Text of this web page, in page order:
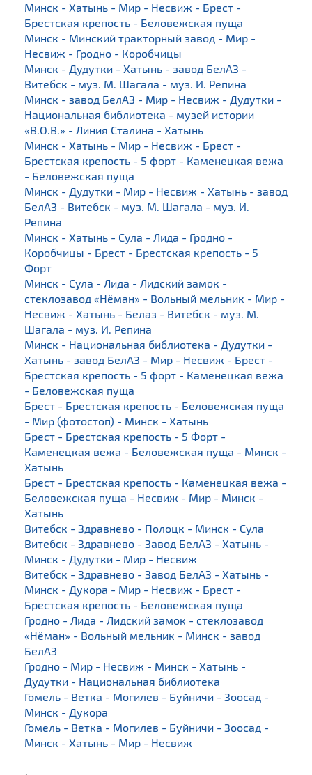
Минск - Хатынь - Мир - Несвиж - Брест -
Брестская крепость - Беловежская пуща
Минск - Минский тракторный завод - Мир -
Несвиж - Гродно - Коробчицы
Минск - Дудутки - Хатынь - завод БелАЗ -
Витебск - муз. М. Шагала - муз. И. Репина
Минск - завод БелАЗ - Мир - Несвиж - Дудутки -
Национальная библиотека - музей истории
«В.О.В.» - Линия Сталина - Хатынь
Минск - Хатынь - Мир - Несвиж - Брест -
Брестская крепость - 5 форт - Каменецкая вежа
- Беловежская пуща
Минск - Дудутки - Мир - Несвиж - Хатынь - завод
БелАЗ - Витебск - муз. М. Шагала - муз. И.
Репина
Минск - Хатынь - Сула - Лида - Гродно -
Коробчицы - Брест - Брестская крепость - 5
Форт
Минск - Сула - Лида - Лидский замок -
стеклозавод «Нёман» - Вольный мельник - Мир -
Несвиж - Хатынь - Белаз - Витебск - муз. М.
Шагала - муз. И. Репина
Минск - Национальная библиотека - Дудутки -
Хатынь - завод БелАЗ - Мир - Несвиж - Брест -
Брестская крепость - 5 форт - Каменецкая вежа
- Беловежская пуща
Брест - Брестская крепость - Беловежская пуща
- Мир (фотостоп) - Минск - Хатынь
Брест - Брестская крепость - 5 Форт -
Каменецкая вежа - Беловежская пуща - Минск -
Хатынь
Брест - Брестская крепость - Каменецкая вежа -
Беловежская пуща - Несвиж - Мир - Минск -
Хатынь
Витебск - Здравнево - Полоцк - Минск - Сула
Витебск - Здравнево - Завод БелАЗ - Хатынь -
Минск - Дудутки - Мир - Несвиж
Витебск - Здравнево - Завод БелАЗ - Хатынь -
Минск - Дукора - Мир - Несвиж - Брест -
Брестская крепость - Беловежская пуща
Гродно - Лида - Лидский замок - стеклозавод
«Нёман» - Вольный мельник - Минск - завод
БелАЗ
Гродно - Мир - Несвиж - Минск - Хатынь -
Дудутки - Национальная библиотека
Гомель - Ветка - Могилев - Буйничи - Зоосад -
Минск - Дукора
Гомель - Ветка - Могилев - Буйничи - Зоосад -
Минск - Хатынь - Мир - Несвиж